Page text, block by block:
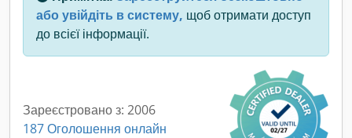
або увійдіть в систему, щоб отримати доступ
до всієї інформації.
Зареєстровано з: 2006
187 Оголошення онлайн